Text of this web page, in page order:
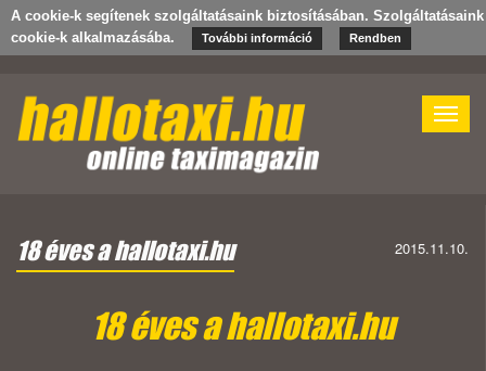
A cookie-k segítenek szolgáltatásaink biztosításában.
cookie-k alkalmazásába.
További információ Rendben
Toggle
18 éves a hallotaxi.hu 2015.11.10.
18 éves a hallotaxi.hu